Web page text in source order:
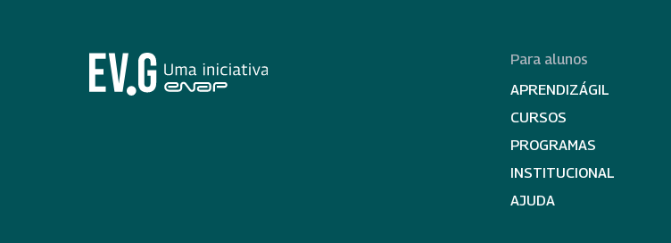
Para alunos
APRENDIZÁGIL
CURSOS
PROGRAMAS
INSTITUCIONAL
AJUDA